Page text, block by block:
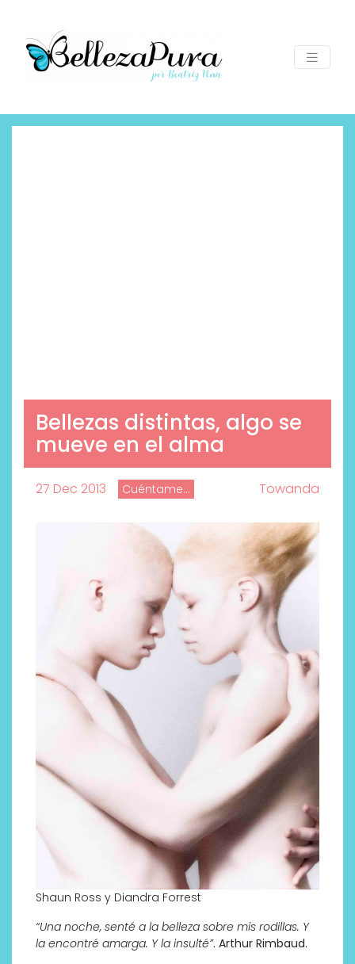
Bellezas distintas, algo se
mueve en el alma
27 Dec 2013 Cuéntame... Towanda
Shaun Ross y Diandra Forrest
“Una noche, senté a la belleza sobre mis rodillas. Y
la encontré amarga. Y la insulté”. Arthur Rimbaud.